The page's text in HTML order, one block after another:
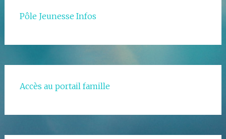
Pôle Jeunesse Infos
Accès au portail famille